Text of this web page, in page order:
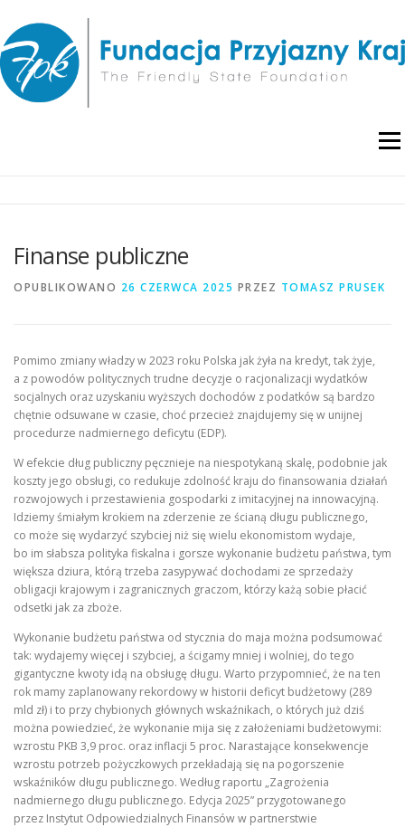
treści
Menu
Finanse publiczne
OPUBLIKOWANO 26 CZERWCA 2025 PRZEZ TOMASZ PRUSEK
Pomimo zmiany władzy w 2023 roku Polska jak żyła na kredyt, tak żyje,
a z powodów politycznych trudne decyzje o racjonalizacji wydatków
socjalnych oraz uzyskaniu wyższych dochodów z podatków są bardzo
chętnie odsuwane w czasie, choć przecież znajdujemy się w unijnej
procedurze nadmiernego deficytu (EDP).
W efekcie dług publiczny pęcznieje na niespotykaną skalę, podobnie jak
koszty jego obsługi, co redukuje zdolność kraju do finansowania działań
rozwojowych i przestawienia gospodarki z imitacyjnej na innowacyjną.
Idziemy śmiałym krokiem na zderzenie ze ścianą długu publicznego,
co może się wydarzyć szybciej niż się wielu ekonomistom wydaje,
bo im słabsza polityka fiskalna i gorsze wykonanie budżetu państwa, tym
większa dziura, którą trzeba zasypywać dochodami ze sprzedaży
obligacji krajowym i zagranicznych graczom, którzy każą sobie płacić
odsetki jak za zboże.
Wykonanie budżetu państwa od stycznia do maja można podsumować
tak: wydajemy więcej i szybciej, a ścigamy mniej i wolniej, do tego
gigantyczne kwoty idą na obsługę długu. Warto przypomnieć, że na ten
rok mamy zaplanowany rekordowy w historii deficyt budżetowy (289
mld zł) i to przy chybionych głównych wskaźnikach, o których już dziś
można powiedzieć, że wykonanie mija się z założeniami budżetowymi:
wzrostu PKB 3,9 proc. oraz inflacji 5 proc. Narastające konsekwencje
wzrostu potrzeb pożyczkowych przekładają się na pogorszenie
wskaźników długu publicznego. Według raportu „Zagrożenia
nadmiernego długu publicznego. Edycja 2025” przygotowanego
przez Instytut Odpowiedzialnych Finansów w partnerstwie